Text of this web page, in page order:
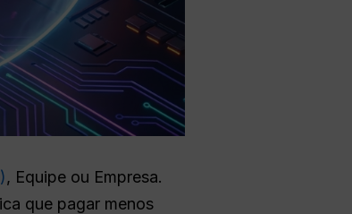
, Equipe ou Empresa.
que pagar menos